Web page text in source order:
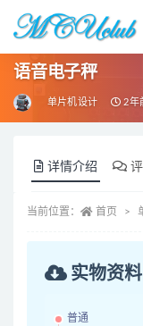
语音电子秤
单片机设计 2年
详情介绍
当前位置： 首页
实物资
普通